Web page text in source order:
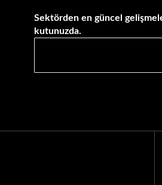
Sektörden en güncel
kutunuzda.